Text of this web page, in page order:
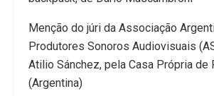
Menção do júri da Associação
Produtores Sonoros Audiovisuais
Atilio Sánchez, pela Casa Própria de
(Argentina)